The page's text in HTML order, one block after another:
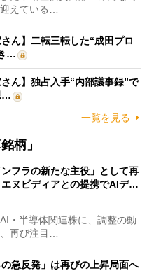
えている…
ん】二転三転した“成田プロ
…
ん】独占入手“内部議事録”で
…
一覧を見る
柄」
フラの新たな主役」として再
ヌビディアとの提携でAIデ…
・半導体関連株に、調整の動
再び注目…
急反発」は再びの上昇局面へ